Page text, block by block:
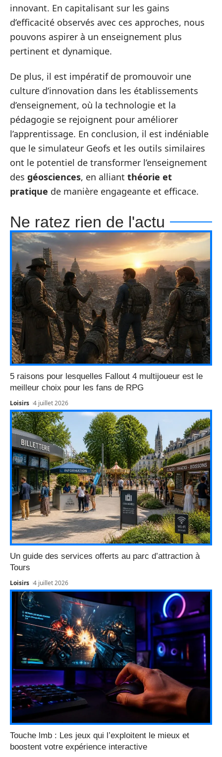
innovant. En capitalisant sur les gains
d’efficacité observés avec ces approches, nous
pouvons aspirer à un enseignement plus
pertinent et dynamique.
De plus, il est impératif de promouvoir une
culture d’innovation dans les établissements
d’enseignement, où la technologie et la
pédagogie se rejoignent pour améliorer
l’apprentissage. En conclusion, il est indéniable
que le simulateur Geofs et les outils similaires
ont le potentiel de transformer l’enseignement
des géosciences, en alliant théorie et
pratique de manière engageante et efficace.
Ne ratez rien de l'actu
5 raisons pour lesquelles Fallout 4 multijoueur est le
meilleur choix pour les fans de RPG
Loisirs 4 juillet 2026
Un guide des services offerts au parc d’attraction à
Tours
Loisirs 4 juillet 2026
Touche lmb : Les jeux qui l’exploitent le mieux et
boostent votre expérience interactive